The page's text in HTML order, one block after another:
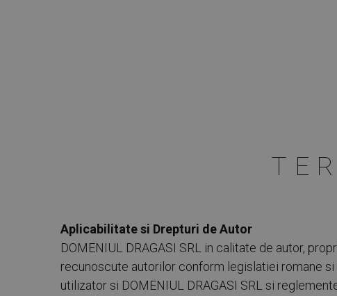
Aplicabilitate si Drepturi de Autor
DOMENIUL DRAGASI SRL in calitate de autor,
recunoscute autorilor conform legislatiei romane
utilizator si DOMENIUL DRAGASI SRL si